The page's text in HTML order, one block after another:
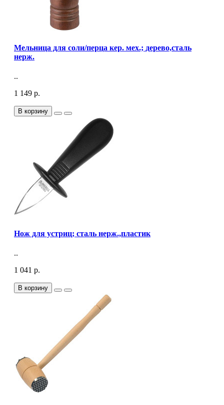
Мельница для соли/перца кер. мех.; дерево,сталь
нерж.
..
1 149 р.
В корзину
Нож для устриц; сталь нерж.,пластик
..
1 041 р.
В корзину